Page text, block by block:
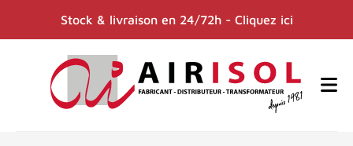
Stock & livraison en 24/72h - Cliquez ici